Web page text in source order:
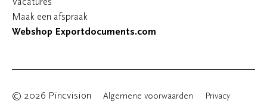
Maak een afspraak
Webshop Exportdocuments.com
© 2026 Pincvision Algemene voorwaarden Privacy